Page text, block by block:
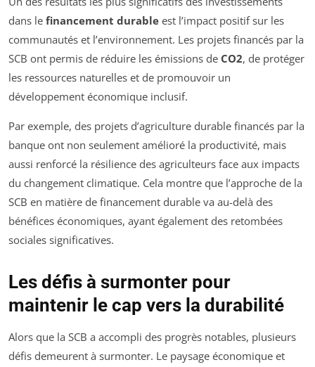
dans le financement durable est l’impact positif sur les
communautés et l’environnement. Les projets financés par la
SCB ont permis de réduire les émissions de CO2, de protéger
les ressources naturelles et de promouvoir un
développement économique inclusif.
Par exemple, des projets d’agriculture durable financés par la
banque ont non seulement amélioré la productivité, mais
aussi renforcé la résilience des agriculteurs face aux impacts
du changement climatique. Cela montre que l’approche de la
SCB en matière de financement durable va au-delà des
bénéfices économiques, ayant également des retombées
sociales significatives.
Les défis à surmonter pour
maintenir le cap vers la durabilité
Alors que la SCB a accompli des progrès notables, plusieurs
défis demeurent à surmonter. Le paysage économique et